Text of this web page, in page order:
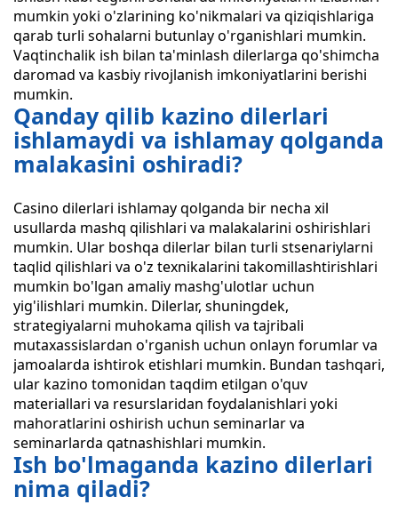
mumkin yoki o'zlarining ko'nikmalari va qiziqishlariga
qarab turli sohalarni butunlay o'rganishlari mumkin.
Vaqtinchalik ish bilan ta'minlash dilerlarga qo'shimcha
daromad va kasbiy rivojlanish imkoniyatlarini berishi
mumkin.
Qanday qilib kazino dilerlari
ishlamaydi va ishlamay qolganda
malakasini oshiradi?
Casino dilerlari ishlamay qolganda bir necha xil
usullarda mashq qilishlari va malakalarini oshirishlari
mumkin. Ular boshqa dilerlar bilan turli stsenariylarni
taqlid qilishlari va o'z texnikalarini takomillashtirishlari
mumkin bo'lgan amaliy mashg'ulotlar uchun
yig'ilishlari mumkin. Dilerlar, shuningdek,
strategiyalarni muhokama qilish va tajribali
mutaxassislardan o'rganish uchun onlayn forumlar va
jamoalarda ishtirok etishlari mumkin. Bundan tashqari,
ular kazino tomonidan taqdim etilgan o'quv
materiallari va resurslaridan foydalanishlari yoki
mahoratlarini oshirish uchun seminarlar va
seminarlarda qatnashishlari mumkin.
Ish bo'lmaganda kazino dilerlari
nima qiladi?